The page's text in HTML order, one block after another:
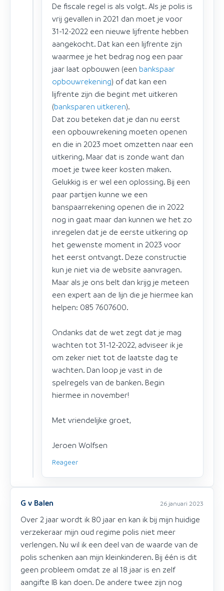
De fiscale regel is als volgt. Als je polis is
vrij gevallen in 2021 dan moet je voor
31-12-2022 een nieuwe lijfrente hebben
aangekocht. Dat kan een lijfrente zijn
waarmee je het bedrag nog een paar
jaar laat opbouwen (een bankspaar
opbouwrekening) of dat kan een
lijfrente zijn die begint met uitkeren
(banksparen uitkeren).
Dat zou beteken dat je dan nu eerst
een opbouwrekening moeten openen
en die in 2023 moet omzetten naar een
uitkering. Maar dat is zonde want dan
moet je twee keer kosten maken.
Gelukkig is er wel een oplossing. Bij een
paar partijen kunne we een
banspaarrekening openen die in 2022
nog in gaat maar dan kunnen we het zo
inregelen dat je de eerste uitkering op
het gewenste moment in 2023 voor
het eerst ontvangt. Deze constructie
kun je niet via de website aanvragen.
Maar als je ons belt dan krijg je meteen
een expert aan de lijn die je hiermee kan
helpen: 085 7607600.
Ondanks dat de wet zegt dat je mag
wachten tot 31-12-2022, adviseer ik je
om zeker niet tot de laatste dag te
wachten. Dan loop je vast in de
spelregels van de banken. Begin
hiermee in november!
Met vriendelijke groet,
Jeroen Wolfsen
Reageer
G v Balen 26 januari 2023
Over 2 jaar wordt ik 80 jaar en kan ik bij mijn huidige
verzekeraar mijn oud regime polis niet meer
verlengen. Nu wil ik een deel van de waarde van de
polis schenken aan mijn kleinkinderen. Bij één is dit
geen probleem omdat ze al 18 jaar is en zelf
aangifte IB kan doen. De andere twee zijn nog